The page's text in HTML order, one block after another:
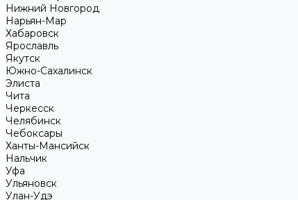
Нижний Новгород
Нарьян-Мар
Хабаровск
Ярославль
Якутск
Южно-Сахалинск
Элиста
Чита
Черкесск
Челябинск
Чебоксары
Ханты-Мансийск
Нальчик
Уфа
Ульяновск
Улан-Удэ